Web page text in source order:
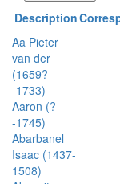
Description
Aa Pieter
van der
(1659?
-1733)
Aaron (?
-1745)
Abarbanel
Isaac (1437-
1508)